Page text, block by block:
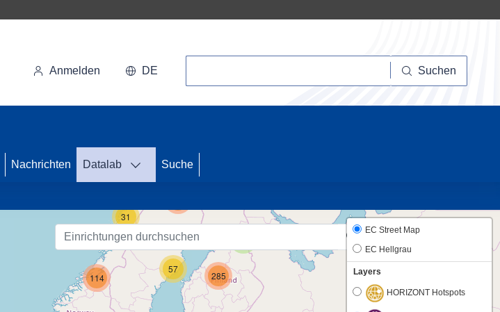
Anmelden DE Suchen
Nachrichten Datalab Suche
31
57
285
114
EC Street Map
EC Hellgrau
Layers
HORIZONT Hotspots